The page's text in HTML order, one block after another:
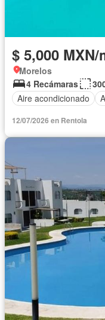
$ 5,000 MXN/
Morelos
4 Recámaras
Aire acondicionado
12/07/2026 en Rentola